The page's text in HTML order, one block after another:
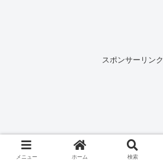
スポンサーリンク
メニュー ホーム 検索